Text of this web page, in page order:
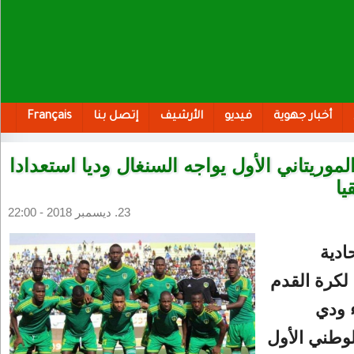
أخبار جهوية فيديو الأرشيف إتصل بنا Français
الأول يواجه السنغال وديا استعدادا
23. ديسمبر 2018 - 22:00
لكرة القدم
ودي
الأول